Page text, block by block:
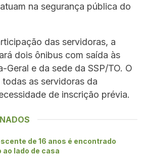
na segurança pública do
das servidoras, a
dois ônibus com saída às
Geral e da sede da SSP/TO. O
as servidoras da
de inscrição prévia.
de 16 anos é encontrado
ao lado de casa